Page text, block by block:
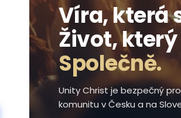
Víra, která
Život,
Společně.
Unity Christ je bezpečný
komunitu v Česku a na